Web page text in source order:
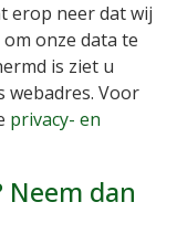
erop neer dat wij
onze data te
is ziet u
webadres. Voor
privacy- en
dan